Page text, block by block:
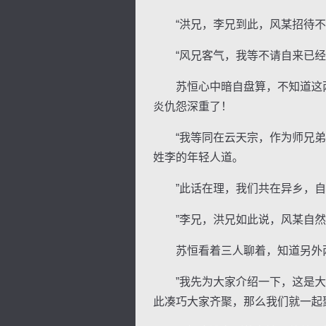
“洪兄，李兄到此，风某招待不
“风兄客气，我等不请自来已经
苏恒心中暗自盘算，不知道这
炎仇怨深重了！
“我等同在云天宗，作为师兄弟
姓李的年轻人道。
”此话在理，我们共在异乡，自
”李兄，洪兄如此说，风某自然
苏恒看着三人聊着，知道另外
”我先为大家介绍一下，这是大
此凑巧大家齐聚，那么我们就一起